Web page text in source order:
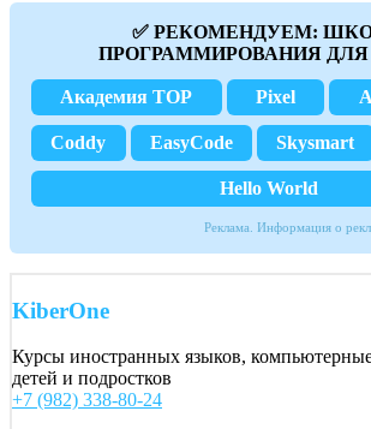
✅ РЕКОМЕНДУЕМ:
ПРОГРАММИРОВАНИЯ ДЛЯ
Академия TOP Pixel
Coddy EasyCode Skysmart
Hello World
Реклама. Информация о
KiberOne
Курсы иностранных языков,
детей и подростков
+7 (982) 338-80-24